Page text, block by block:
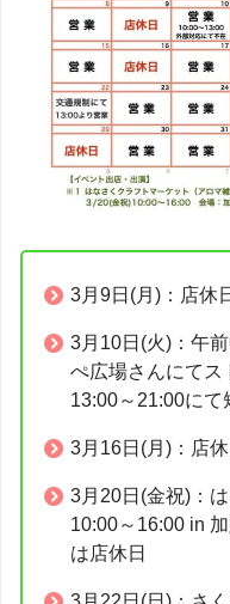
3月9日(月)：店休
3月10日(火)：午
ぺ広場さんにてス
13:00～21:00にて
3月16日(月)：店休
3月20日(金祝)：
10:00～16:00 in
は店休日